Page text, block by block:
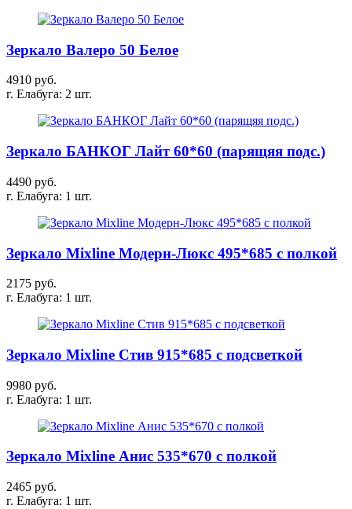
Зеркало Валеро 50 Белое
4910 руб.
г. Елабуга: 2 шт.
Зеркало БАНКОГ Лайт 60*60 (парящяя подс.)
4490 руб.
г. Елабуга: 1 шт.
Зеркало Mixline Модерн-Люкс 495*685 с полкой
2175 руб.
г. Елабуга: 1 шт.
Зеркало Mixline Стив 915*685 с подсветкой
9980 руб.
г. Елабуга: 1 шт.
Зеркало Mixline Анис 535*670 с полкой
2465 руб.
г. Елабуга: 1 шт.